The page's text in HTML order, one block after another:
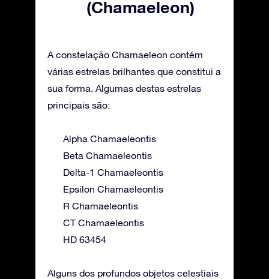
(Chamaeleon)
A constelação Chamaeleon contém
várias estrelas brilhantes que constitui a
sua forma. Algumas destas estrelas
principais são:
Alpha Chamaeleontis
Beta Chamaeleontis
Delta-1 Chamaeleontis
Epsilon Chamaeleontis
R Chamaeleontis
CT Chamaeleontis
HD 63454
Alguns dos profundos objetos celestiais